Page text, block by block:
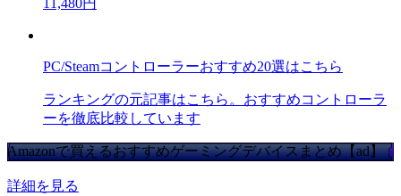
11,480円
PC/Steamコントローラーおすすめ20選はこちら
ランキングの元記事はこちら。おすすめコントローラ
ーを徹底比較しています
Amazonで買えるおすすめゲーミングデバイスまとめ【ad】
詳細を見る